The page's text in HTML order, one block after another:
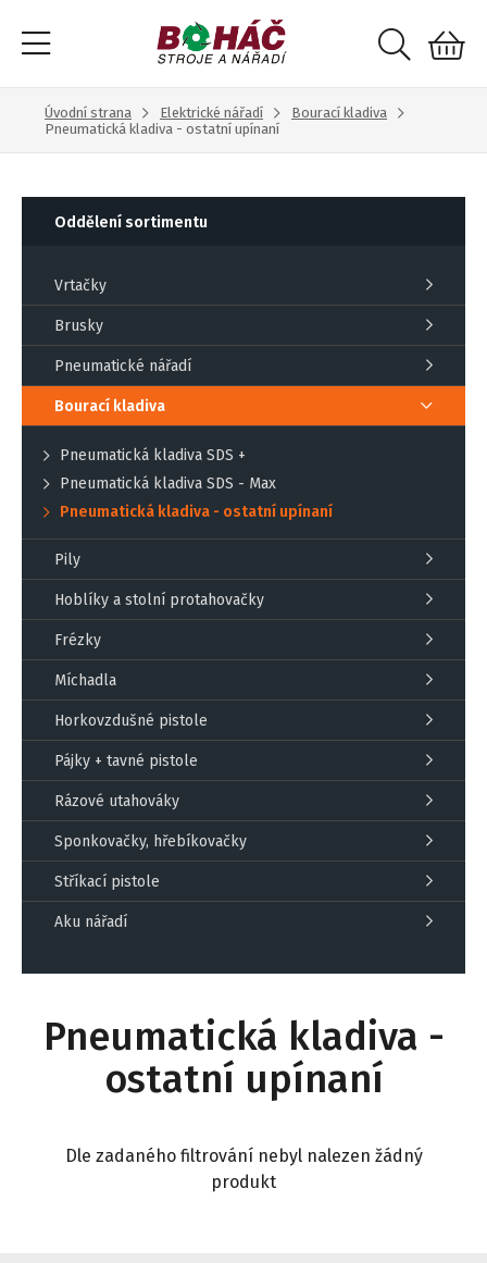
Úvodní strana Elektrické nářadí
Bourací kladiva
Pneumatická kladiva - ostatní upínaní
Oddělení sortimentu
Vrtačky
Brusky
Pneumatické nářadí
Bourací kladiva
Pneumatická kladiva SDS +
Pneumatická kladiva SDS - Max
Pneumatická kladiva - ostatní upínaní
Pily
Hoblíky a stolní protahovačky
Frézky
Míchadla
Horkovzdušné pistole
Pájky + tavné pistole
Rázové utahováky
Sponkovačky, hřebíkovačky
Stříkací pistole
Aku nářadí
Pneumatická kladiva -
ostatní upínaní
Dle zadaného filtrování nebyl nalezen žádný
produkt